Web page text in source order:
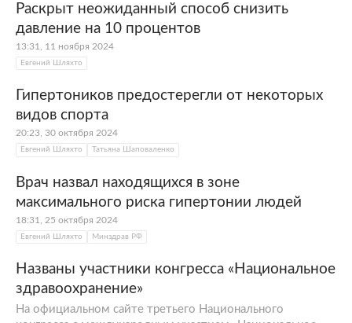
Раскрыт неожиданный способ снизить
давление на 10 процентов
13:31, 11 ноября 2024
Евгений Шляхто
Гипертоников предостерегли от некоторых
видов спорта
20:23, 30 октября 2024
Евгений Шляхто Татьяна Шаповаленко
Врач назвал находящихся в зоне
максимального риска гипертонии людей
18:31, 25 октября 2024
Евгений Шляхто Минздрав РФ
Названы участники конгресса «Национальное
здравоохранение»
На официальном сайте третьего Национального